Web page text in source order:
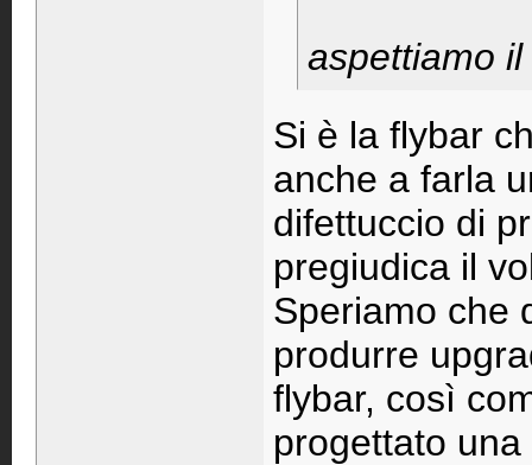
aspettiamo
Si è la flybar
anche a farla
difettuccio di
pregiudica il
Speriamo che
produrre
flybar, così
progettato